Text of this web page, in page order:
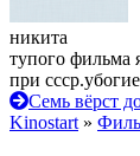
никита
тупого фильма
при
Семь вёрст
Kinostart »